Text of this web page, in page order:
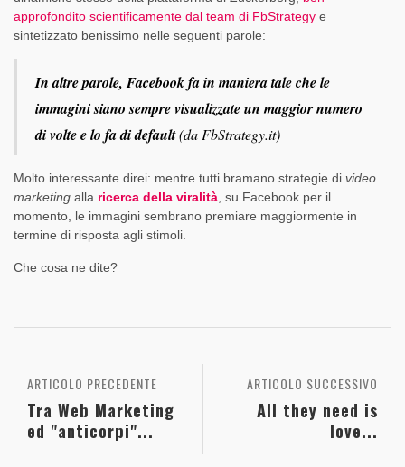
approfondito scientificamente dal team di FbStrategy e
sintetizzato benissimo nelle seguenti parole:
In altre parole, Facebook fa in maniera tale che le
immagini siano sempre visualizzate un maggior numero
di volte e lo fa di default(da FbStrategy.it)
Molto interessante direi: mentre tutti bramano strategie di video
marketing alla ricerca della viralità , su Facebook per il
momento, le immagini sembrano premiare maggiormente in
termine di risposta agli stimoli.
Che cosa ne dite?
ARTICOLO SUCCESSIVO
All they need is
love...
ARTICOLO PRECEDENTE
Tra Web Marketing
ed "anticorpi"...